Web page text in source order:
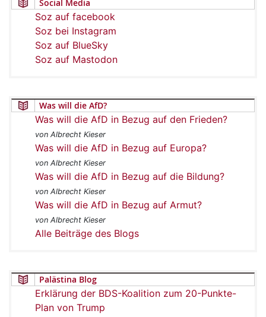
Social Media
Soz auf facebook
Soz bei Instagram
Soz auf BlueSky
Soz auf Mastodon
Was will die AfD?
Was will die AfD in Bezug auf den Frieden?
von Albrecht Kieser
Was will die AfD in Bezug auf Europa?
von Albrecht Kieser
Was will die AfD in Bezug auf die Bildung?
von Albrecht Kieser
Was will die AfD in Bezug auf Armut?
von Albrecht Kieser
Alle Beiträge des Blogs
Palästina Blog
Erklärung der BDS-Koalition zum 20-Punkte-
Plan von Trump